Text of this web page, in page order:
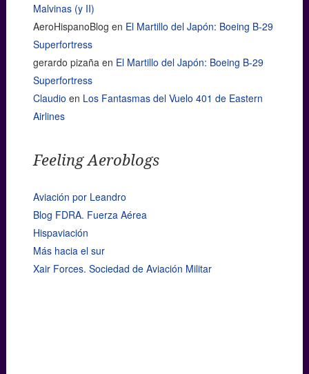
Malvinas (y II)
AeroHispanoBlog en El Martillo del Japón: Boeing B-29
Superfortress
gerardo pizaña en El Martillo del Japón: Boeing B-29
Superfortress
Claudio en Los Fantasmas del Vuelo 401 de Eastern
Airlines
Feeling Aeroblogs
Aviación por Leandro
Blog FDRA. Fuerza Aérea
Hispaviación
Más hacia el sur
Xair Forces. Sociedad de Aviación Militar